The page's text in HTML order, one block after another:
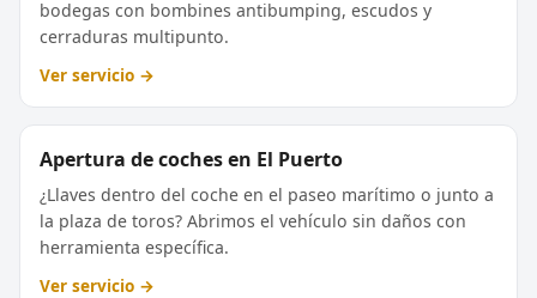
bodegas con bombines antibumping, escudos y
cerraduras multipunto.
Ver servicio →
Apertura de coches en El Puerto
¿Llaves dentro del coche en el paseo marítimo o junto a
la plaza de toros? Abrimos el vehículo sin daños con
herramienta específica.
Ver servicio →